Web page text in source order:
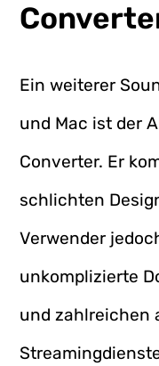
Ein weiterer
und Mac ist der
Converter. Er
schlichten
Verwender
unkomplizierte
und zahlreichen